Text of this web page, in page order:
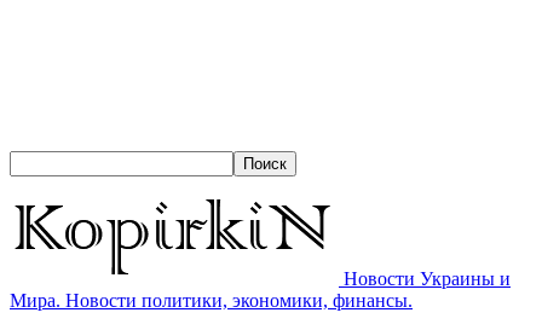
Новости Украины и
Мира. Новости политики, экономики, финансы.